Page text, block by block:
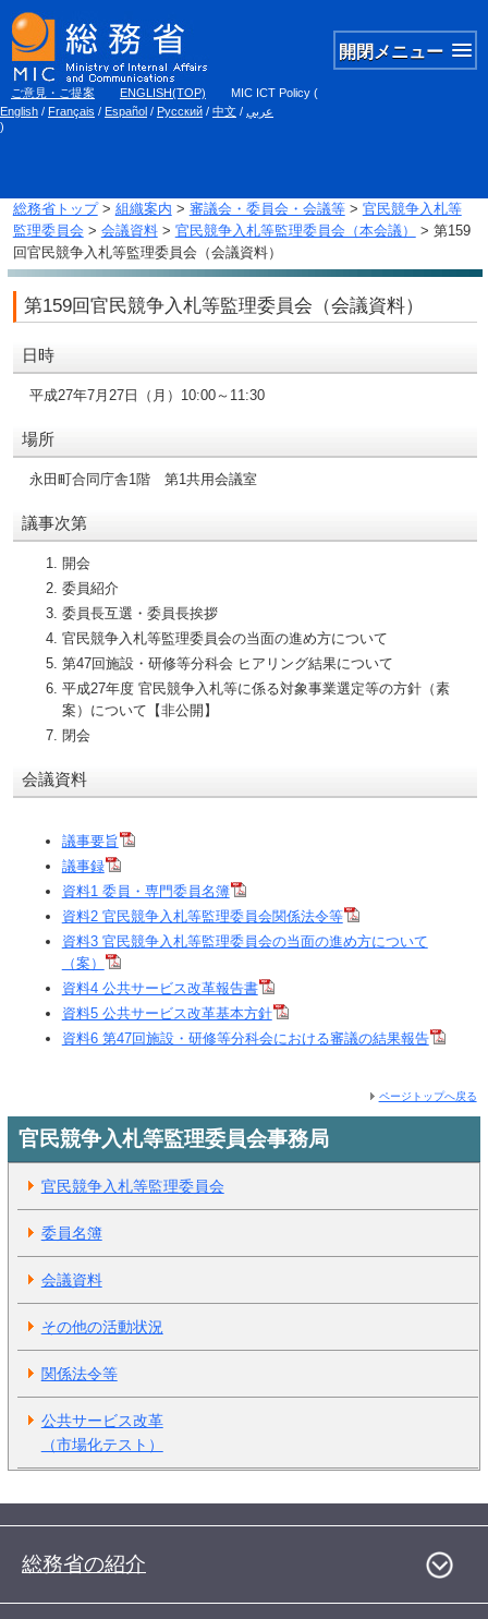
開閉メニュー
ご意見・ご提案 ENGLISH(TOP) MIC ICT Policy (
English / Français / Español / Русский / 中文 / عربي
)
総務省トップ> 組織案内 > 審議会・委員会・会議等> 官民競争入札等
監理委員会 > 会議資料> 官民競争入札等監理委員会（本会議）
> 第159
回官民競争入札等監理委員会（会議資料）
第159回官民競争入札等監理委員会（会議資料）
日時
平成27年7月27日（月）10:00～11:30
場所
永田町合同庁舎1階 第1共用会議室
議事次第
開会
委員紹介
委員長互選・委員長挨拶
官民競争入札等監理委員会の当面の進め方について
第47回施設・研修等分科会 ヒアリング結果について
平成27年度 官民競争入札等に係る対象事業選定等の方針（素
案）について【非公開】
閉会
会議資料
議事要旨
議事録
資料1 委員・専門委員名簿
資料2 官民競争入札等監理委員会関係法令等
資料3 官民競争入札等監理委員会の当面の進め方について
（案）
資料4 公共サービス改革報告書
資料5 公共サービス改革基本方針
資料6 第47回施設・研修等分科会における審議の結果報告
ページトップへ戻る
官民競争入札等監理委員会事務局
官民競争入札等監理委員会
委員名簿
会議資料
その他の活動状況
関係法令等
公共サービス改革
（市場化テスト）
総務省の紹介